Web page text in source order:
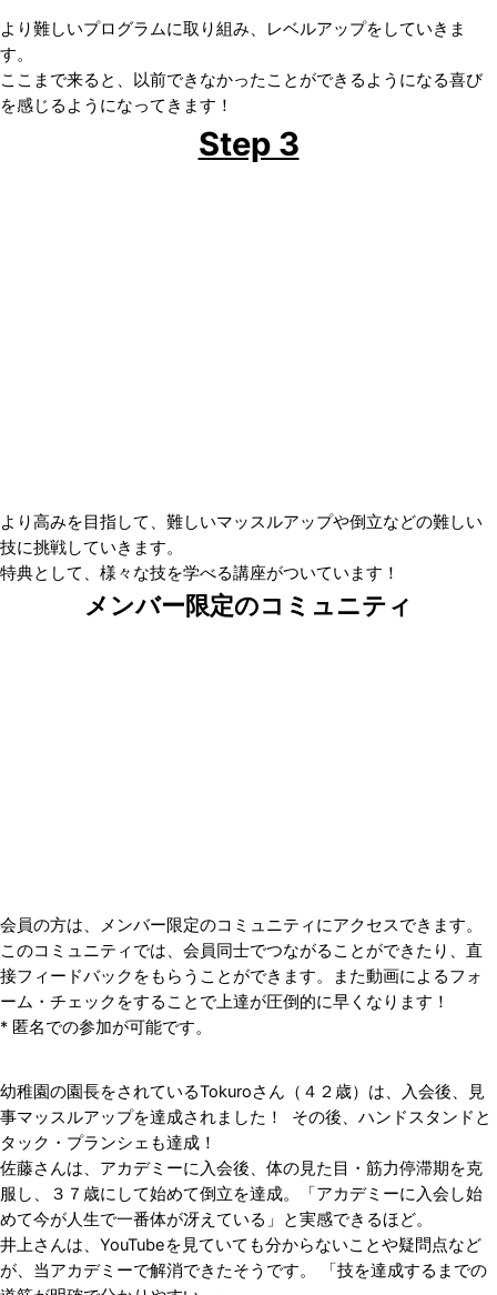
より難しいプログラムに取り組み、レベルアップをしていきま
す。
ここまで来ると、以前できなかったことができるようになる喜び
を感じるようになってきます！
Step 3
より高みを目指して、難しいマッスルアップや倒立などの難しい
技に挑戦していきます。
特典として、様々な技を学べる講座がついています！
メンバー限定のコミュニティ
会員の方は、メンバー限定のコミュニティにアクセスできます。
このコミュニティでは、会員同士でつながることができたり、直
接フィードバックをもらうことができます。また動画によるフォ
ーム・チェックをすることで上達が圧倒的に早くなります！
* 匿名での参加が可能です。
幼稚園の園長をされているTokuroさん（４２歳）は、入会後、見
事マッスルアップを達成されました！ その後、ハンドスタンドと
タック・プランシェも達成！
佐藤さんは、アカデミーに入会後、体の見た目・筋力停滞期を克
服し、３７歳にして始めて倒立を達成。「アカデミーに入会し始
めて今が人生で一番体が冴えている」と実感できるほど。
井上さんは、YouTubeを見ていても分からないことや疑問点など
が、当アカデミーで解消できたそうです。 「技を達成するまでの